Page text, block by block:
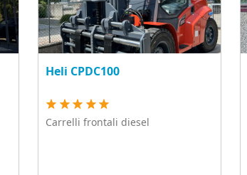
Heli CPDC100
Carrelli frontali diesel